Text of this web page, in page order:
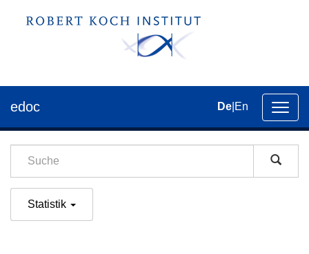
der
edoc De En
Statistik